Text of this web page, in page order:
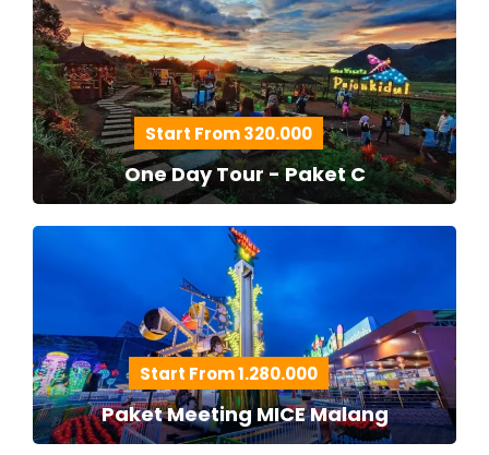
Start From 320.000
One Day Tour - Paket C
Start From 1.280.000
Paket Meeting MICE Malang